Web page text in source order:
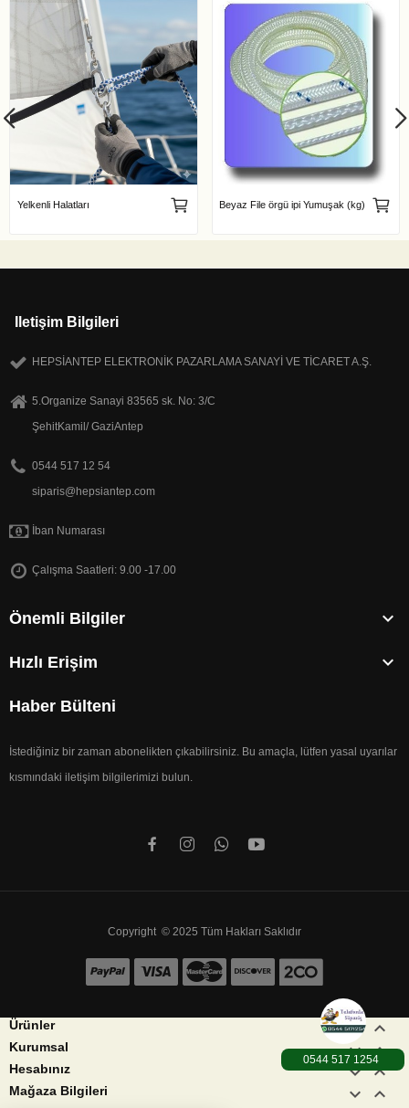
Yelkenli Halatları Beyaz File örgü ipi Yumuşak (kg)
Iletişim Bilgileri
HEPSİANTEP ELEKTRONİK PAZARLAMA SANAYİ VE TİCARET A.Ş.
5.Organize Sanayi 83565 sk. No: 3/C
ŞehitKamil/ GaziAntep
0544 517 12 54
siparis@hepsiantep.com
İban Numarası
Çalışma Saatleri: 9.00 -17.00
Önemli Bilgiler 
Hızlı Erişim 
Haber Bülteni
İstediğiniz bir zaman abonelikten çıkabilirsiniz. Bu amaçla, lütfen yasal uyarılar
kısmındaki iletişim bilgilerimizi bulun.
Copyright © 2025 Tüm Hakları Saklıdır
Ürünler  
Kurumsal 
Hesabınız 
Mağaza Bilgileri keyboard_arrow_down keyboard_arrow_up
0544 517 1254